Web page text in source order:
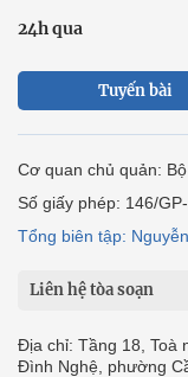
24h qua
Tuyến bài
Cơ quan chủ quản:
Số giấy phép: 146/
Tổng biên tập:
Liên hệ tòa soạn
Địa chỉ: Tầng 18, Toà
Đình Nghệ, phường